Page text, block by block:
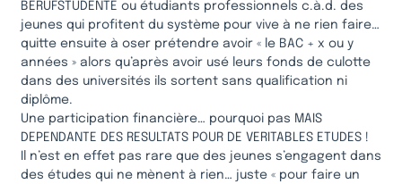
BERUFSTUDENTE ou étudiants professionnels c.à.d. des
jeunes qui profitent du système pour vive à ne rien faire…
quitte ensuite à oser prétendre avoir « le BAC + x ou y
années » alors qu’après avoir usé leurs fonds de culotte
dans des universités ils sortent sans qualification ni
diplôme.
Une participation financière… pourquoi pas MAIS
DEPENDANTE DES RESULTATS POUR DE VERITABLES ETUDES !
Il n’est en effet pas rare que des jeunes s’engagent dans
des études qui ne mènent à rien… juste « pour faire un